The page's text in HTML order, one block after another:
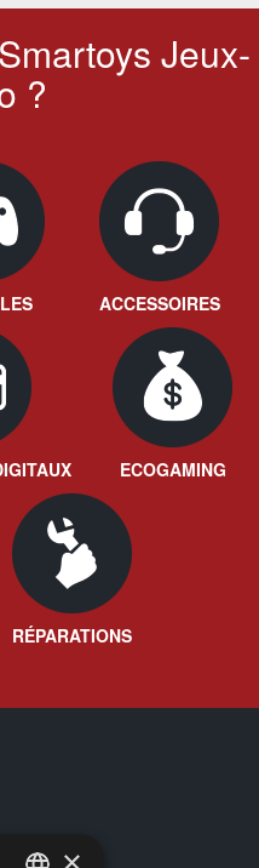
Jeux-
?
ACCESSOIRES
ECOGAMING
RÉPARATIONS